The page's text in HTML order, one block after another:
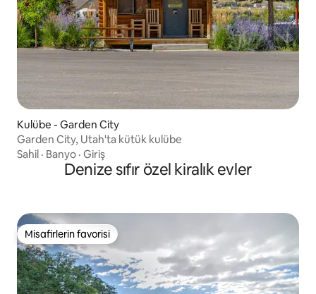
Kulübe - Garden City
Garden City, Utah'ta kütük kulübe
Sahil · Banyo · Giriş
Denize sıfır özel kiralık evler
Misafirlerin favorisi
Misafirlerin favorisi